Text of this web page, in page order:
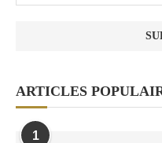
ARTICLES
1